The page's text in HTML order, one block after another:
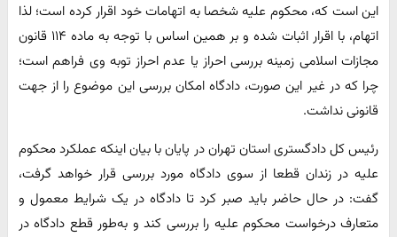
این است که، محکوم علیه شخصا به اتهامات خود اقرار کرده است؛ لذا
اتهام، با اقرار اثبات شده و بر همین اساس با توجه به ماده ۱۱۴ قانون
مجازات اسلامی زمینه بررسی احراز یا عدم احراز توبه وی فراهم است؛
چرا که در غیر این صورت، دادگاه امکان بررسی این موضوع را از جهت
قانونی نداشت.
رئیس کل دادگستری استان تهران در پایان با بیان اینکه عملکرد محکوم
علیه در زندان قطعا از سوی دادگاه مورد بررسی قرار خواهد گرفت،
گفت: در حال حاضر باید صبر کرد تا دادگاه در یک شرایط معمول و
متعارف درخواست محکوم علیه را بررسی کند و به‌طور قطع دادگاه در